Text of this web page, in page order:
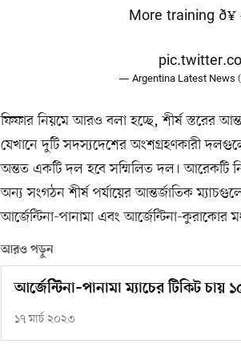
More training ð¥
— Argentina Latest News
ফিফার নিয়মে আরও বলা হচ্ছে, শীর্ষ স্তরের
যেখানে দুটি সদস্যদেশের অংশগ্রহণকারী
অন্তত একটি দল হবে সম্মিলিত দল। আরেকটি
অন্য সংগঠন শীর্ষ পর্যায়ের আন্তর্জাতিক
আর্জেন্টিনা-পানামা এবং আর্জেন্টিনা-কুরাকোর
আরও পড়ুন
আর্জেন্টিনা–পানামা ম্যাচের টিকিট চায়
১৭ মার্চ ২০২৩